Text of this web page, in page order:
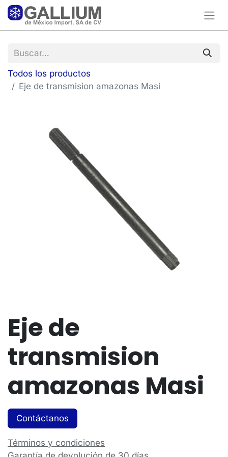
Todos los productos
Eje de transmision amazonas Masi
Eje de
transmision
amazonas Masi
Contáctanos
Términos y condiciones